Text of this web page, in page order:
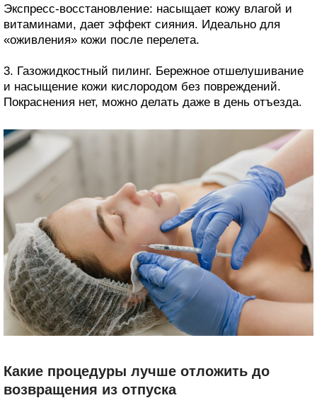
Экспресс-восстановление: насыщает кожу влагой и
витаминами, дает эффект сияния. Идеально для
«оживления» кожи после перелета.
3. Газожидкостный пилинг. Бережное отшелушивание
и насыщение кожи кислородом без повреждений.
Покраснения нет, можно делать даже в день отъезда.
Какие процедуры лучше отложить до
возвращения из отпуска